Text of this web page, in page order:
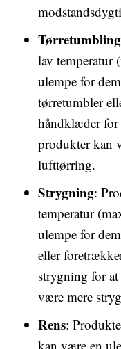
Tørretumbling
lav temperatur
ulempe for
tørretumbler
håndklæder for
produkter kan
lufttørring.
Strygning:
temperatur
ulempe for
eller
strygning for
være mere
Rens:
kan være en